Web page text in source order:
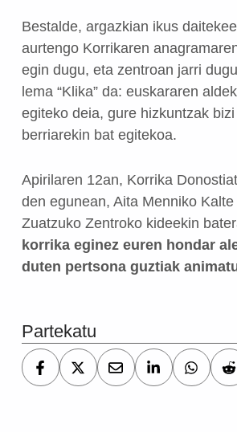
Bestalde, argazkian ikus
aurtengo Korrikaren
egin dugu, eta zentroan jarri
lema “Klika” da: euskararen
egiteko deia, gure hizkuntzak
berriarekin bat egitekoa.
Apirilaren 12an, Korrika
den egunean, Aita Menniko
Zuatzuko Zentroko kideekin
korrika eginez euren hondar
duten pertsona guztiak
Partekatu